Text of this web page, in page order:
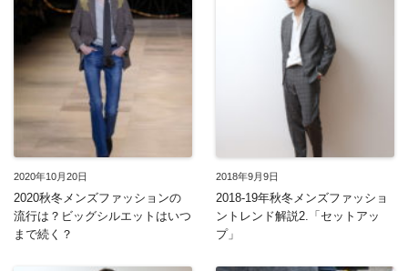
2020年10月20日
2020秋冬メンズファッションの
流行は？ビッグシルエットはいつ
まで続く？
2018年9月9日
2018-19年秋冬メンズファッショ
ントレンド解説2.「セットアッ
プ」